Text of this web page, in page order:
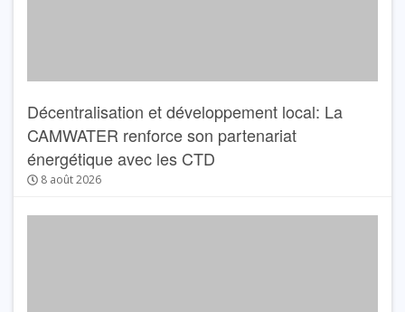
Décentralisation et développement local: La
CAMWATER renforce son partenariat
énergétique avec les CTD
8 août 2026